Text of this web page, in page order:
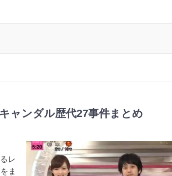
ャンダル歴代27事件まとめ
レ
ま